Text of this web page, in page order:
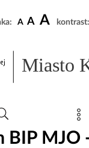
A A A kontrast:
Miasto
MJO